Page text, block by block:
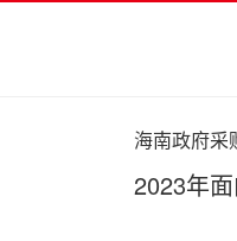
海南政府采
2023年